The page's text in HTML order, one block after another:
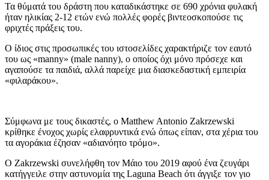
Τα θύματά του δράστη που καταδικάστηκε σε 690 χρόνια φυλακή
ήταν ηλικίας 2-12 ετών ενώ πολλές φορές βιντεοσκοπούσε τις
φριχτές πράξεις του.
O ίδιος στις προσωπικές του ιστοσελίδες χαρακτήριζε τον εαυτό
του ως «manny» (male nanny), ο οποίος όχι μόνο πρόσεχε και
αγαπούσε τα παιδιά, αλλά παρείχε μια διασκεδαστική εμπειρία
«φιλαράκου».
Σύμφωνα με τους δικαστές, ο Matthew Antonio Zakrzewski
κρίθηκε ένοχος χωρίς ελαφρυντικά ενώ όπως είπαν, στα χέρια του
τα αγοράκια έζησαν «αδιανόητο τρόμο».
Ο Zakrzewski συνελήφθη τον Μάιο του 2019 αφού ένα ζευγάρι
κατήγγειλε στην αστυνομία της Laguna Beach ότι άγγιξε τον γιο